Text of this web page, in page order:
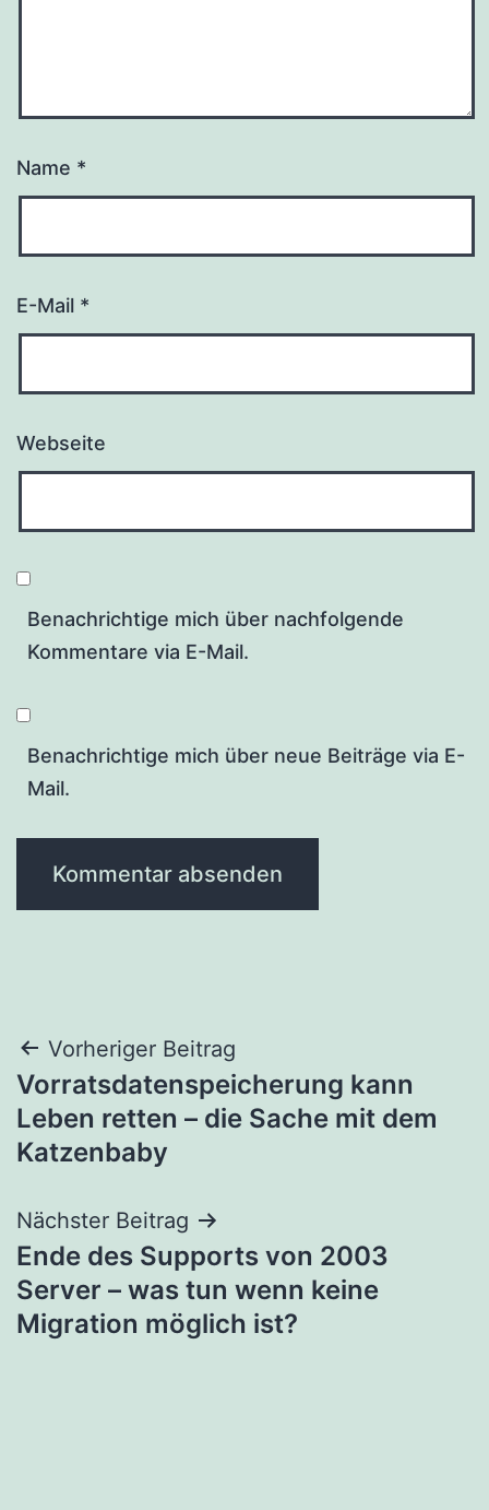
Name *
E-Mail *
Webseite
Benachrichtige mich über nachfolgende
Kommentare via E-Mail.
Benachrichtige mich über neue Beiträge via E-
Mail.
Beitragsnavigation
Vorheriger Beitrag
Vorratsdatenspeicherung kann
Leben retten – die Sache mit dem
Katzenbaby
Nächster Beitrag
Ende des Supports von 2003
Server – was tun wenn keine
Migration möglich ist?